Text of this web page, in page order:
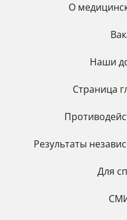
О
Наши
Страница
Результаты
Для